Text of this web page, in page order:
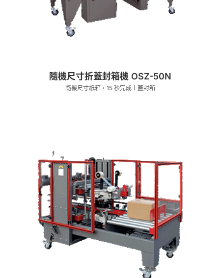
隨機尺寸折蓋封箱機 OSZ-50N
隨機尺寸紙箱，15 秒完成上蓋封箱